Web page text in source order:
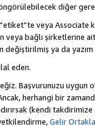
diğer
veya
veya bağlı şirketlerine
değiştirilmiş ya da
eden.
Başvurunuzu uygun
herhangi bir
(kendi
Gelir